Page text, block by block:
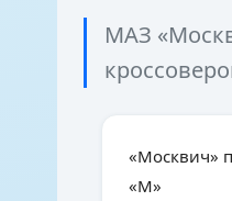
МАЗ
«Москвич»
«М»